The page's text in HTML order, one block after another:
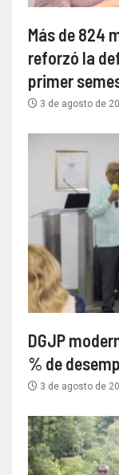
Más de 824
reforzó la
primer
3 de agosto de
DGJP
% de
3 de agosto de